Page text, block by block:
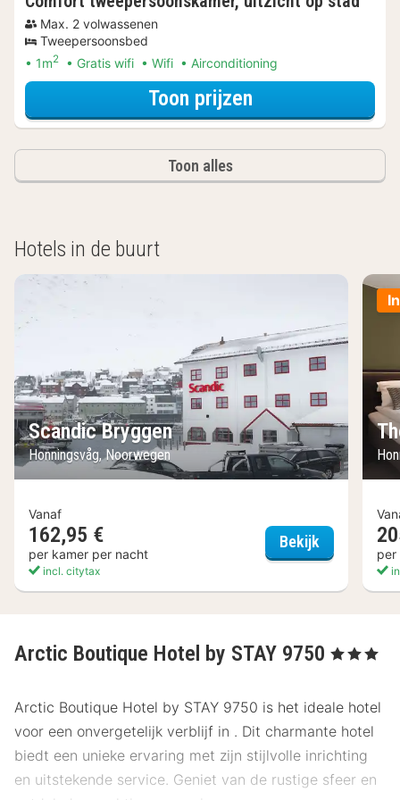
Max. 2 volwassenen
Tweepersoonsbed
1m2 Gratis wifi Wifi Airconditioning
Toon prijzenvoor Comfort
Toon alles
Hotels in de buurt
Scandic Bryggen
Honningsvåg, Noorwegen
Vanaf
162,95 €
per kamer per nacht
incl. citytax
Bekijk Scandic
per
Arctic Boutique Hotel by STAY 9750 , 3 Sterren
Arctic Boutique Hotel by STAY 9750 is het ideale hotel
voor een onvergetelijk verblijf in . Dit charmante hotel
biedt een unieke ervaring met zijn stijlvolle inrichting
en uitstekende service. Geniet van de rustige sfeer en